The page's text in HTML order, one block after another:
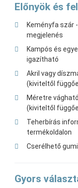
Előnyök és
Keményfa szár
megjelenés
Kampós és
igazítható
Akril vagy
(kiviteltől
Méretre
(kiviteltől
Teherbírás
termékoldalon
Cserélhető
Gyors